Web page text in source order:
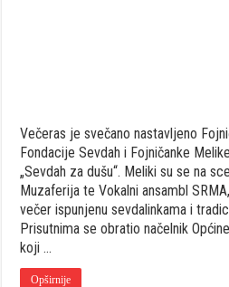
Večeras je svečano nastavljeno
Fondacije Sevdah i Fojničanke
„Sevdah za dušu“. Meliki su se na
Muzaferija te Vokalni ansambl
večer ispunjenu sevdalinkama i
Prisutnima se obratio načelnik
koji …
Opširnije